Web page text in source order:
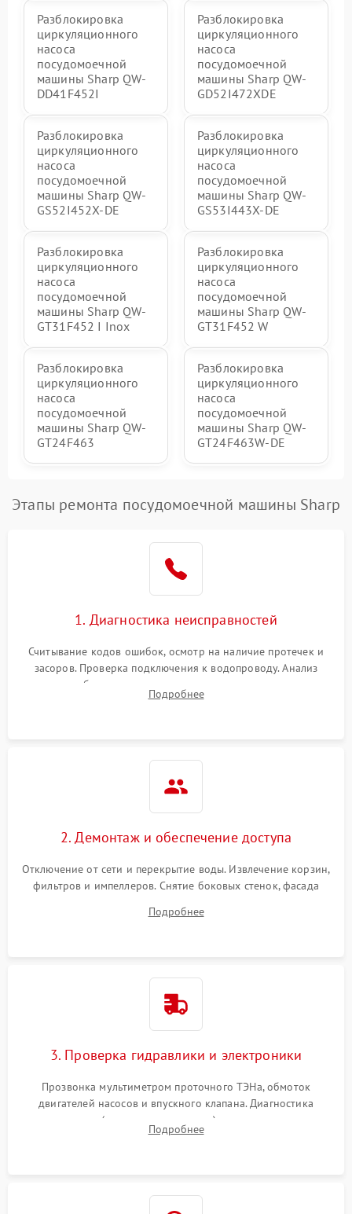
Разблокировка
циркуляционного
насоса
посудомоечной
машины Sharp QW-
DD41F452I
Разблокировка
циркуляционного
насоса
посудомоечной
машины Sharp QW-
GD52I472XDE
Разблокировка
циркуляционного
насоса
посудомоечной
машины Sharp QW-
GS52I452X-DE
Разблокировка
циркуляционного
насоса
посудомоечной
машины Sharp QW-
GS53I443X-DE
Разблокировка
циркуляционного
насоса
посудомоечной
машины Sharp QW-
GT31F452 I Inox
Разблокировка
циркуляционного
насоса
посудомоечной
машины Sharp QW-
GT31F452 W
Разблокировка
циркуляционного
насоса
посудомоечной
машины Sharp QW-
GT24F463
Разблокировка
циркуляционного
насоса
посудомоечной
машины Sharp QW-
GT24F463W-DE
Этапы ремонта посудомоечной машины Sharp
1. Диагностика неисправностей
Считывание кодов ошибок, осмотр на наличие протечек и
засоров. Проверка подключения к водопроводу. Анализ
жалоб на отсутствие слива, нагрева, вращения
разбрызгивателей или срабатывание системы защиты
Подробнее
2. Демонтаж и обеспечение доступа
Отключение от сети и перекрытие воды. Извлечение корзин,
фильтров и импеллеров. Снятие боковых стенок, фасада
циркуляционному насосу, ТЭНу и сливной помпе.
Подробнее
3. Проверка гидравлики и электроники
Прозвонка мультиметром проточного ТЭНа, обмоток
двигателей насосов и впускного клапана. Диагностика
прессостата (датчика уровня воды), датчика мутности,
концевика дверцы и электронного модуля управления.
Подробнее